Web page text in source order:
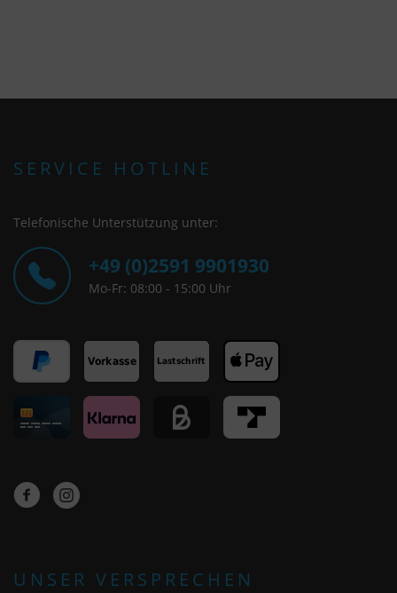
SERVICE HOTLINE
Telefonische Unterstützung unter:
+49 (0)2591 9901930
Mo-Fr: 08:00 - 15:00 Uhr
UNSER VERSPRECHEN